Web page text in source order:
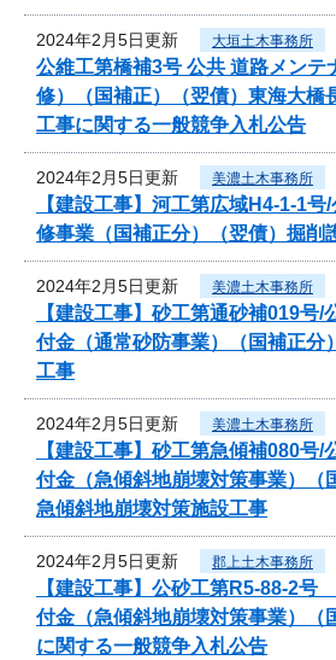
2024年2月5日更新 大垣土木事務所
公維工第橋補3号 公共 道路メンテ
修）（国補正）（翌債）東海大
工事に関する一般競争入札公告
2024年2月5日更新 美濃土木事務所
【建設工事】河工第広域H4-1-1
修事業（国補正分）（翌債）掘削
2024年2月5日更新 美濃土木事務所
【建設工事】砂工第通砂補019
付金（通常砂防事業）（国補正分
工事
2024年2月5日更新 美濃土木事務所
【建設工事】砂工第急傾補080
付金（急傾斜地崩壊対策事業）（
急傾斜地崩壊対策施設工事
2024年2月5日更新 郡上土木事務所
【建設工事】公砂工第R5-88-2
付金（急傾斜地崩壊対策事業）（
に関する一般競争入札公告